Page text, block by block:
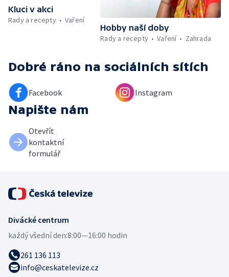
Kluci v akci
Rady a recepty
Vaření
Hobby naší doby
Rady a recepty
Vaření Zahrada
Dobré ráno na sociálních sítích
Facebook Instagram
Napište nám
Otevřít
kontaktní
formulář
Divácké centrum
každý všední den:8:00—16:00 hodin
261 136 113
info@ceskatelevize.cz